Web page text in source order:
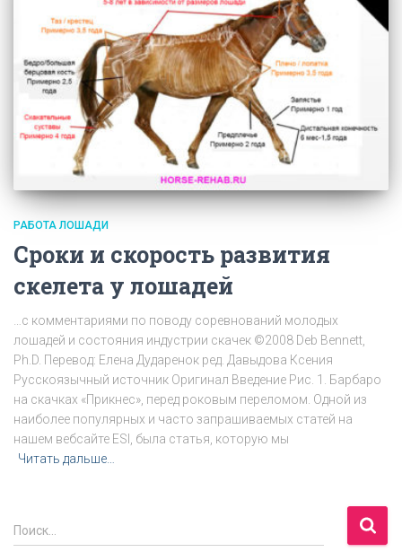
РАБОТА ЛОШАДИ
Сроки и скорость развития
скелета у лошадей
…с комментариями по поводу соревнований молодых
лошадей и состояния индустрии скачек ©2008 Deb Bennett,
Ph.D. Перевод: Елена Дударенок ред. Давыдова Ксения
Русскоязычный источник Оригинал Введение Рис. 1. Барбаро
на скачках «Прикнес», перед роковым переломом. Одной из
наиболее популярных и часто запрашиваемых статей на
нашем вебсайте ESI, была статья, которую мы
Читать дальше…
Н
а
Поиск…